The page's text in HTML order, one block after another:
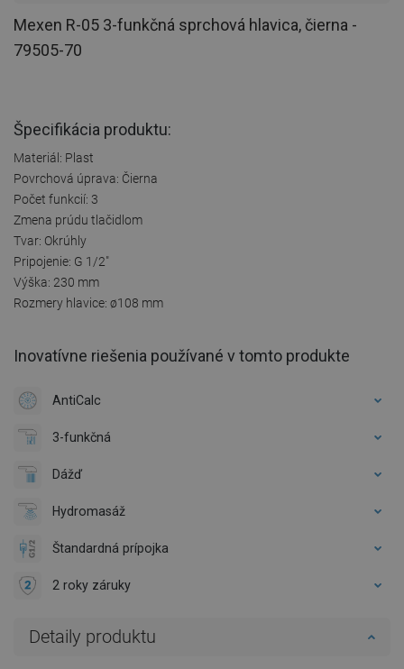
Mexen R-05 3-funkčná sprchová hlavica, čierna -
79505-70
Špecifikácia produktu:
Materiál: Plast
Povrchová úprava: Čierna
Počet funkcií: 3
Zmena prúdu tlačidlom
Tvar: Okrúhly
Pripojenie: G 1/2"
Výška: 230 mm
Rozmery hlavice: ø108 mm
Inovatívne riešenia používané v tomto produkte
AntiCalc
3-funkčná
Dážď
Hydromasáž
Štandardná prípojka
2 roky záruky
Detaily produktu